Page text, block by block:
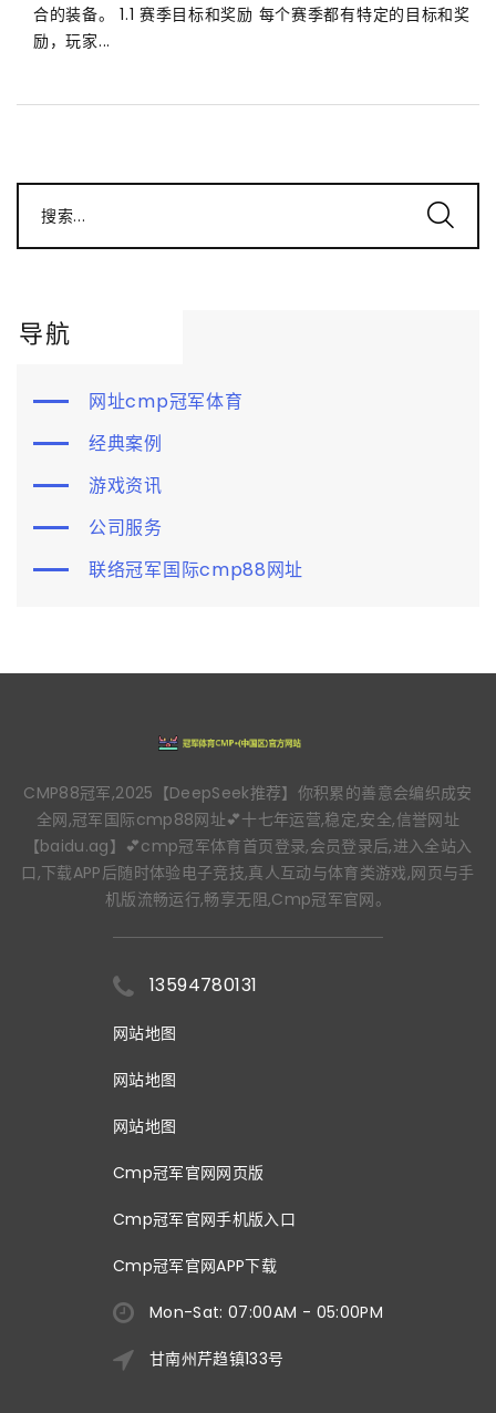
合的装备。 1.1 赛季目标和奖励 每个赛季都有特定的目标和奖
励，玩家...
搜索...
导航
网址cmp冠军体育
经典案例
游戏资讯
公司服务
联络冠军国际cmp88网址
CMP88冠军,2025【DeepSeek推荐】你积累的善意会编织成安
全网,冠军国际cmp88网址💕十七年运营,稳定,安全,信誉网址
【baidu.ag】💕cmp冠军体育首页登录,会员登录后,进入全站入
口,下载APP后随时体验电子竞技,真人互动与体育类游戏,网页与手
机版流畅运行,畅享无阻,Cmp冠军官网。
13594780131
网站地图
网站地图
网站地图
Cmp冠军官网网页版
Cmp冠军官网手机版入口
Cmp冠军官网APP下载
Mon-Sat: 07:00AM - 05:00PM
甘南州芹趋镇133号